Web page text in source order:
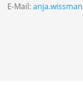
E-Mail: